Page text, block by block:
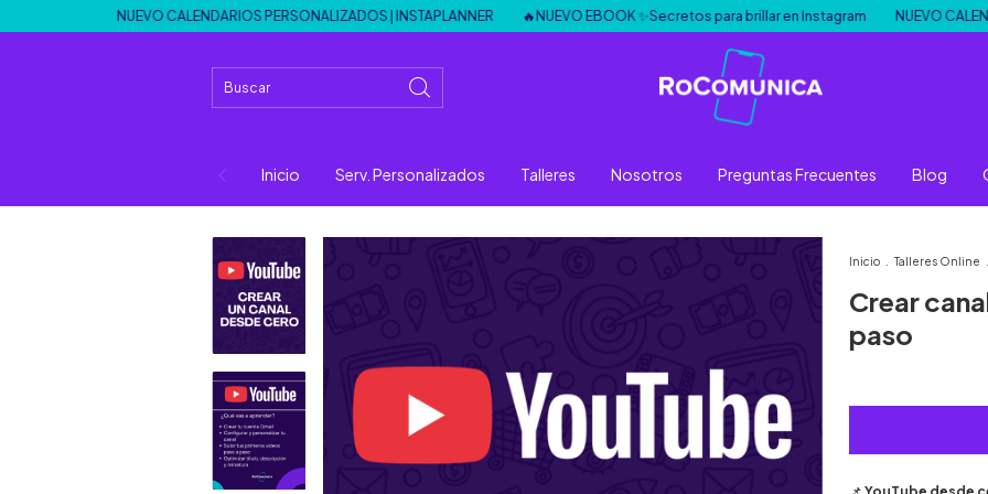
NUEVO CALENDARIOS PERSONALIZADOS | INSTAPLANNER 🔥NUEVO EBOOK ✨Secretos para brillar en Instagram NUEVO CALENDARIOS
Inicio Serv. Personalizados Talleres Nosotros Preguntas Frecuentes Blog
Inicio Talleres Online
Crear
paso